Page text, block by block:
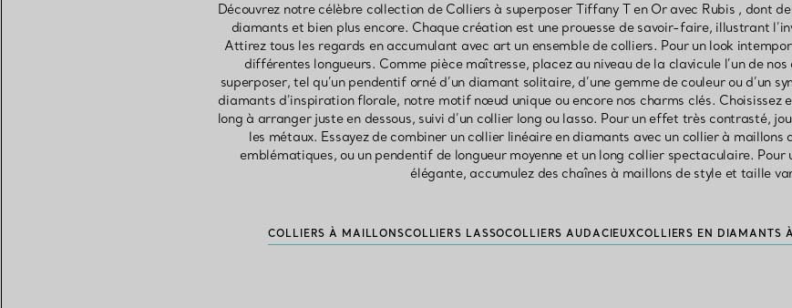
Découvrez notre célèbre collection de Colliers à superposer Tiffany T en Or avec Rubis , dont
diamants et bien plus encore. Chaque création est une prouesse de savoir-faire, illustrant
Attirez tous les regards en accumulant avec art un ensemble de colliers. Pour un look
différentes longueurs. Comme pièce maîtresse, placez au niveau de la clavicule l’un de
superposer, tel qu’un pendentif orné d’un diamant solitaire, d’une gemme de couleur ou d’un
diamants d’inspiration florale, notre motif nœud unique ou encore nos charms clés. Choisissez
long à arranger juste en dessous, suivi d’un collier long ou lasso. Pour un effet très contrasté,
les métaux. Essayez de combiner un collier linéaire en diamants avec un collier à maillons
emblématiques, ou un pendentif de longueur moyenne et un long collier spectaculaire.
élégante, accumulez des chaînes à maillons de style et taille
COLLIERS À MAILLONSCOLLIERS LASSOCOLLIERS AUDACIEUXCOLLIERS EN DIAMANTS